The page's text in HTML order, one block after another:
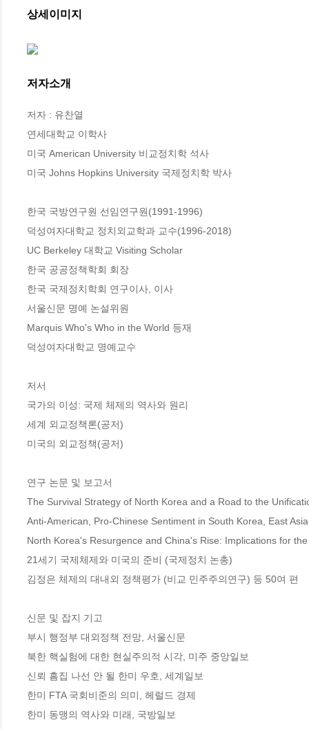
상세이미지
저자소개
저자 : 유찬열
연세대학교 이학사
미국 American University 비교정치학 석사
미국 Johns Hopkins University 국제정치학 박사
한국 국방연구원 선임연구원(1991-1996)
덕성여자대학교 정치외교학과 교수(1996-2018)
UC Berkeley 대학교 Visiting Scholar
한국 공공정책학회 회장
한국 국제정치학회 연구이사, 이사
서울신문 명예 논설위원
Marquis Who's Who in the World 등재
덕성여자대학교 명예교수
저서
국가의 이성: 국제 체제의 역사와 원리
세계 외교정책론(공저)
미국의 외교정책(공저)
연구 논문 및 보고서
The Survival Strategy of North Korea and a Road to the
Anti-American, Pro-Chinese Sentiment in South Korea, East
North Korea's Resurgence and China's Rise: Implications for
21세기 국제체제와 미국의 준비 (국제정치 논총)
김정은 체제의 대내외 정책평가 (비교 민주주의연구) 등 50여 편
신문 및 잡지 기고
부시 행정부 대외정책 전망, 서울신문
북한 핵실험에 대한 현실주의적 시각, 미주 중앙일보
신뢰 흠집 나선 안 될 한미 우호, 세계일보
한미 FTA 국회비준의 의미, 헤럴드 경제
한미 동맹의 역사와 미래, 국방일보